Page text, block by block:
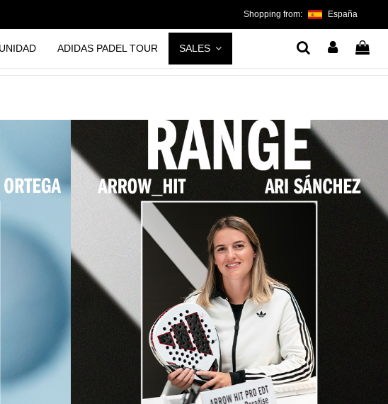
Shopping from: España
ADIDAS PADEL TOUR SALES